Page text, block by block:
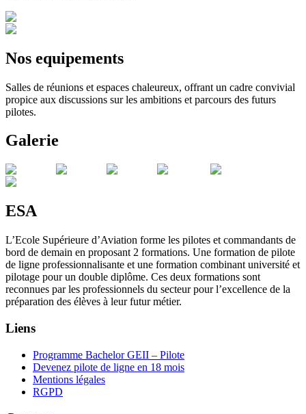
Nos equipements
Salles de réunions et espaces chaleureux, offrant un cadre convivial
propice aux discussions sur les ambitions et parcours des futurs
pilotes.
Galerie
ESA
L’Ecole Supérieure d’Aviation forme les pilotes et commandants de
bord de demain en proposant 2 formations. Une formation de pilote
de ligne professionnalisante et une formation combinant université et
pilotage pour un double diplôme. Ces deux formations sont
reconnues par les professionnels du secteur pour l’excellence de la
préparation des élèves à leur futur métier.
Liens
Programme Bachelor GEII – Pilote
Devenez pilote de ligne en 18 mois
Mentions légales
RGPD